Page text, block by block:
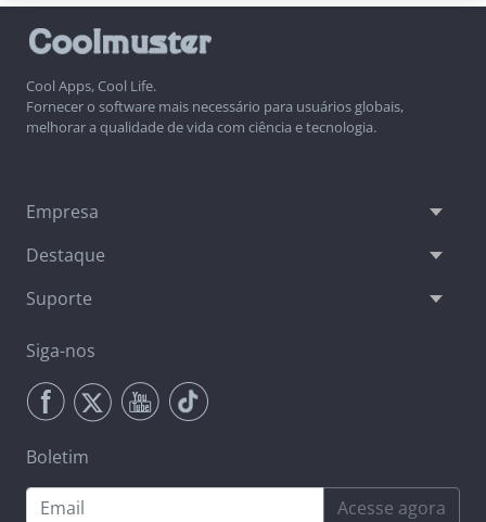
Cool Apps, Cool Life.
Fornecer o software mais necessário para usuários globais,
melhorar a qualidade de vida com ciência e tecnologia.
Empresa
Destaque
Suporte
Siga-nos
Boletim
Acesse agora